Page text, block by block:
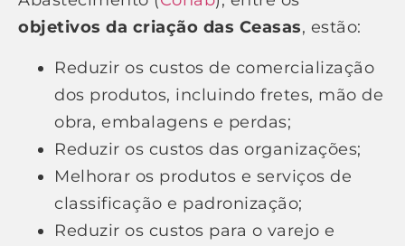
objetivos da criação das Ceasas, estão:
Reduzir os custos de comercialização
dos produtos, incluindo fretes, mão de
obra, embalagens e perdas;
Reduzir os custos das organizações;
Melhorar os produtos e serviços de
classificação e padronização;
Reduzir os custos para o varejo e